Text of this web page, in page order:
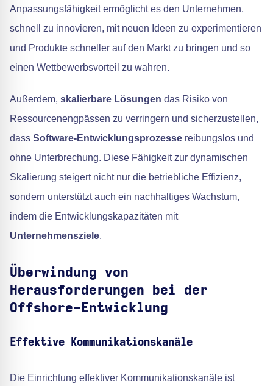
Anpassungsfähigkeit ermöglicht es den Unternehmen,
schnell zu innovieren, mit neuen Ideen zu experimentieren
und Produkte schneller auf den Markt zu bringen und so
einen Wettbewerbsvorteil zu wahren.
Außerdem, skalierbare Lösungen das Risiko von
Ressourcenengpässen zu verringern und sicherzustellen,
dass Software-Entwicklungsprozesse reibungslos und
ohne Unterbrechung. Diese Fähigkeit zur dynamischen
Skalierung steigert nicht nur die betriebliche Effizienz,
sondern unterstützt auch ein nachhaltiges Wachstum,
indem die Entwicklungskapazitäten mit
Unternehmensziele.
Überwindung von
Herausforderungen bei der
Offshore-Entwicklung
Effektive Kommunikationskanäle
Die Einrichtung effektiver Kommunikationskanäle ist